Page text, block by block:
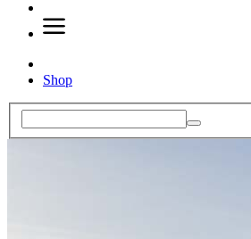
Shop